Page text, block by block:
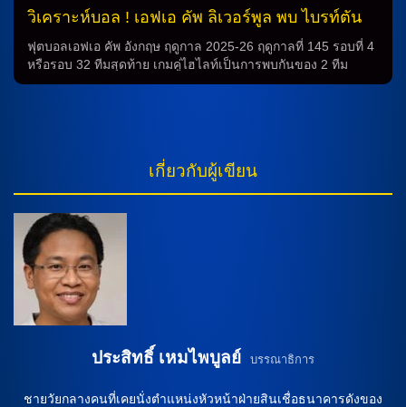
วิเคราะห์บอล ! เอฟเอ คัพ ลิเวอร์พูล พบ ไบรท์ตัน
14 ก.พ.69
ฟุตบอลเอฟเอ คัพ อังกฤษ ฤดูกาล 2025-26 ฤดูกาลที่ 145 รอบที่ 4
หรือรอบ 32 ทีมสุดท้าย เกมคู่ไฮไลท์เป็นการพบกันของ 2 ทีม
พรีเมียร์ลีก ระหว่าง “หงส์แดง” ลิเวอร์พูล ทีมอันดับ 6 เตรียมเปิด
ในเกมครั้งนี้ ทำนายการทำนายว่ามีโอกาสที่ลิเวอร์พูลจะเอาชนะ
ได้อีกครั้ง โดยมีโมฮาเหม็ด ซาล่าห์ ตัวเด่นที่ชอบทำประตูในเกมที่
4-1 และซันเดอร์แลนด์ 1-0 ในเกมล่าสุด […]
เกี่ยวกับผู้เขียน
ประสิทธิ์ เหมไพบูลย์ บรรณาธิการ
ชายวัยกลางคนที่เคยนั่งตำแหน่งหัวหน้าฝ่ายสินเชื่อธนาคารดังของ